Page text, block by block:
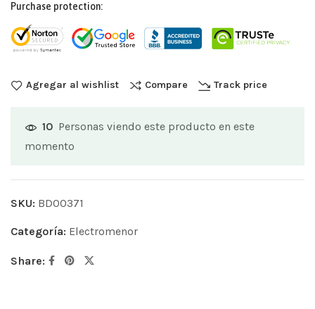
Purchase protection:
Agregar al wishlist Compare Track price
10 Personas viendo este producto en este
momento
SKU: BD00371
Categoría: Electromenor
Share: